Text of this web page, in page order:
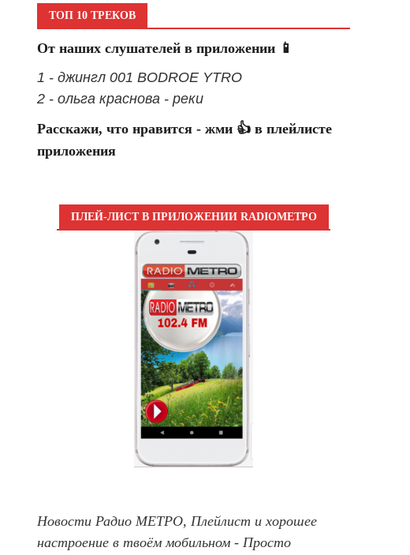
ТОП 10 ТРЕКОВ
От наших слушателей в приложении 📱
1 - джингл 001 BODROE YTRO
2 - ольга краснова - реки
Расскажи, что нравится - жми 👍 в плейлисте
приложения
ПЛЕЙ-ЛИСТ В ПРИЛОЖЕНИИ RADIOМЕТРО
Новости Радио МЕТРО, Плейлист и хорошее
настроение в твоём мобильном - Просто